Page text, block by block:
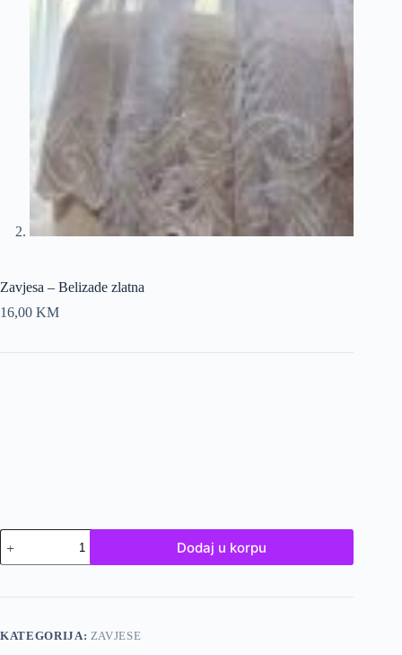
Zavjesa – Belizade zlatna
16,00 KM
Zavjesa
Belizade
količina
Dodaj u korpu
KATEGORIJA: ZAVJESE